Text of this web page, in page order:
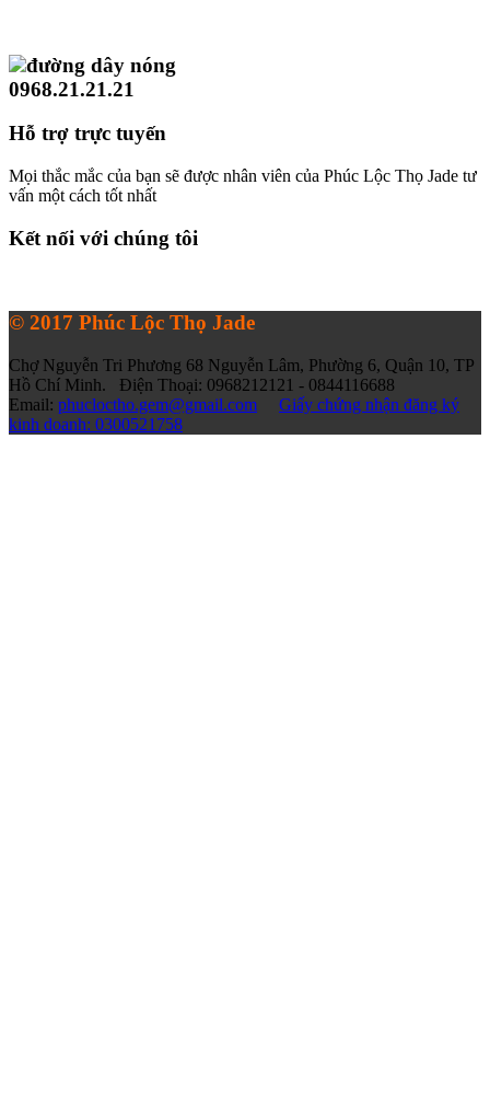
đường dây nóng
0968.21.21.21
Hỗ trợ trực tuyến
Mọi thắc mắc của bạn sẽ được nhân viên của Phúc Lộc Thọ Jade tư
vấn một cách tốt nhất
Kết nối với chúng tôi
© 2017 Phúc Lộc Thọ Jade
Chợ Nguyễn Tri Phương 68 Nguyễn Lâm, Phường 6, Quận 10, TP
Hồ Chí Minh. Điện Thoại: 0968212121 - 0844116688
Email: phucloctho.gem@gmail.com
Giấy chứng nhận đăng ký
kinh doanh: 0300521758